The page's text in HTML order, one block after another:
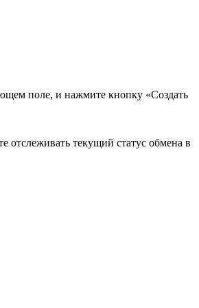
поле, и нажмите кнопку «Создать
отслеживать текущий статус обмена в